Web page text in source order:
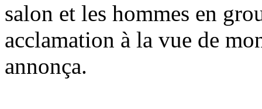
salon et les hommes en
acclamation à la vue de
annonça.